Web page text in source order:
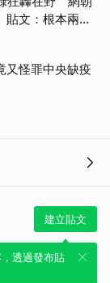
貼文：根本兩碼
又怪罪中央缺疫
建立貼文
透過發布貼